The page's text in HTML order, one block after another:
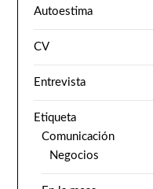
Autoestima
CV
Entrevista
Etiqueta
Comunicación
Negocios